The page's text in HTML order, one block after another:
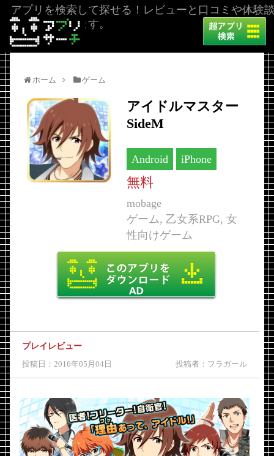
アプリを検索して探せる！レビューと口コミや体験
を掲載しています。
ホーム ゲーム
アイドルマスター
SideM
Android iPhone
無料
mobage
ゲーム, 乙女系RPG, 女
性向けゲーム
プレイレビュー
投稿日：2016年05月04日 投稿者：フラガール